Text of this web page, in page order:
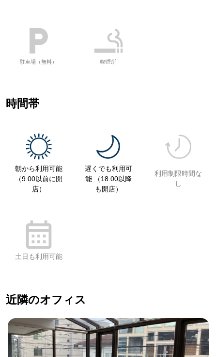
駐車場（無料） 喫煙所
時間帯
朝から利用可能
（9:00以前に開
店）
遅くでも利用可
能 （18:00以降
も開店）
利用制限時間な
し
土日も利用可能
近隣のオフィス